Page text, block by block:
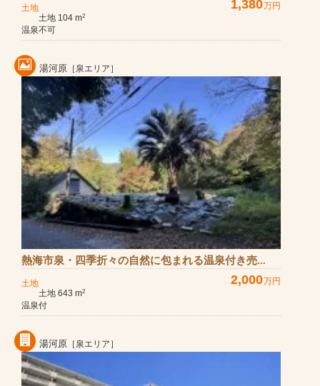
土地 1,380万円
土地 104 m2
温泉不可
湯河原 ［泉エリア］
熱海市泉・四季折々の自然に包まれる温泉付き売...
土地 2,000万円
土地 643 m2
温泉付
湯河原 ［泉エリア］